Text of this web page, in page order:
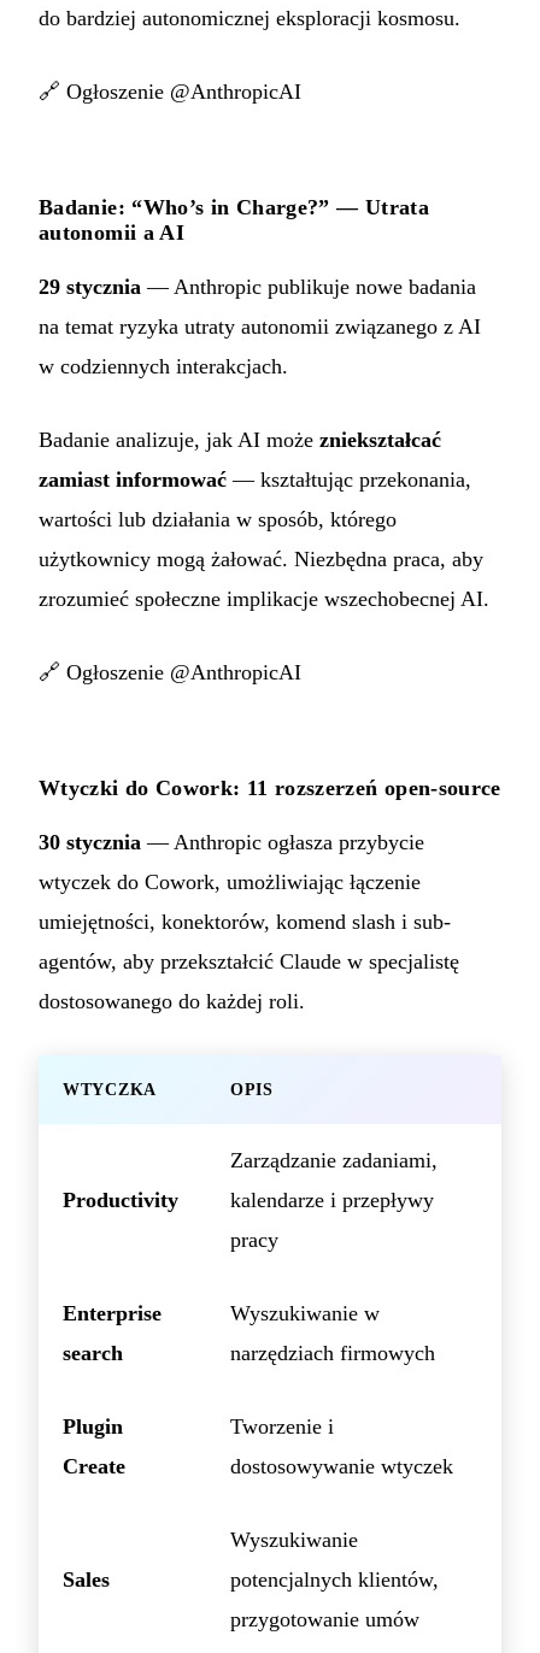
do bardziej autonomicznej eksploracji kosmosu.
🔗 Ogłoszenie @AnthropicAI
Badanie: “Who’s in Charge?” — Utrata
autonomii a AI
29 stycznia — Anthropic publikuje nowe badania
na temat ryzyka utraty autonomii związanego z AI
w codziennych interakcjach.
Badanie analizuje, jak AI może zniekształcać
zamiast informować — kształtując przekonania,
wartości lub działania w sposób, którego
użytkownicy mogą żałować. Niezbędna praca, aby
zrozumieć społeczne implikacje wszechobecnej AI.
🔗 Ogłoszenie @AnthropicAI
Wtyczki do Cowork: 11 rozszerzeń open-source
30 stycznia — Anthropic ogłasza przybycie
wtyczek do Cowork, umożliwiając łączenie
umiejętności, konektorów, komend slash i sub-
agentów, aby przekształcić Claude w specjalistę
dostosowanego do każdej roli.
WTYCZKA OPIS
Productivity
Zarządzanie zadaniami,
kalendarze i przepływy
pracy
Enterprise
search
Wyszukiwanie w
narzędziach firmowych
Plugin
Create
Tworzenie i
dostosowywanie wtyczek
Sales
Wyszukiwanie
potencjalnych klientów,
przygotowanie umów